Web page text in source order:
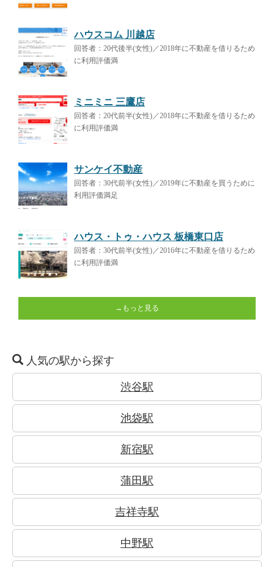
ハウスコム 川越店
回答者：20代後半(女性)／2018年に不動産を借りるため
に利用評価満
ミニミニ 三鷹店
回答者：20代前半(女性)／2018年に不動産を借りるため
に利用評価満
サンケイ不動産
回答者：30代前半(女性)／2019年に不動産を買うために
利用評価満足
ハウス・トゥ・ハウス 板橋東口店
回答者：30代前半(女性)／2016年に不動産を借りるため
に利用評価満
→もっと見る
人気の駅から探す
渋谷駅
池袋駅
新宿駅
蒲田駅
吉祥寺駅
中野駅